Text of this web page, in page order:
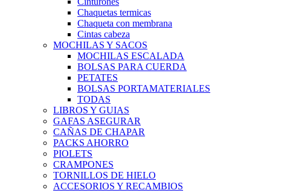
Chaquetas termicas
Chaqueta con membrana
Cintas cabeza
MOCHILAS Y SACOS
MOCHILAS ESCALADA
BOLSAS PARA CUERDA
PETATES
BOLSAS PORTAMATERIALES
TODAS
LIBROS Y GUIAS
GAFAS ASEGURAR
CAÑAS DE CHAPAR
PACKS AHORRO
PIOLETS
CRAMPONES
TORNILLOS DE HIELO
ACCESORIOS Y RECAMBIOS